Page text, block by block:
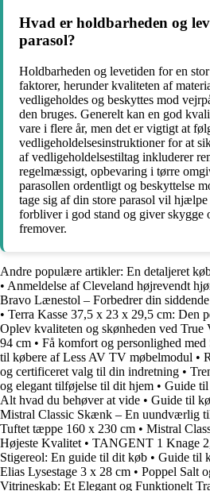
Hvad er holdbarheden og
parasol?
Holdbarheden og levetiden for en
faktorer, herunder kvaliteten af
vedligeholdes og beskyttes mod
den bruges. Generelt kan en god
vare i flere år, men det er vigtigt at
vedligeholdelsesinstruktioner for at
af vedligeholdelsestiltag inkluderer
regelmæssigt, opbevaring i tørre
parasollen ordentligt og beskyttelse
tage sig af din store parasol vil hjælpe
forbliver i god stand og giver skygge
fremover.
Andre populære artikler: En detaljeret
• Anmeldelse af Cleveland højrevendt
Bravo Lænestol – Forbedrer din
• Terra Kasse 37,5 x 23 x 29,5 cm: Den
Oplev kvaliteten og skønheden ved
94 cm • Få komfort og personlighed med
til købere af Less AV TV møbelmodul •
og certificeret valg til din indretning •
og elegant tilføjelse til dit hjem • Guide
Alt hvad du behøver at vide • Guide til
Mistral Classic Skænk – En uundværlig
Tuftet tæppe 160 x 230 cm • Mistral
Højeste Kvalitet • TANGENT 1 Knage
Stigereol: En guide til dit køb • Guide til
Elias Lysestage 3 x 28 cm • Poppel Salt
Vitrineskab: Et Elegant og Funktionelt